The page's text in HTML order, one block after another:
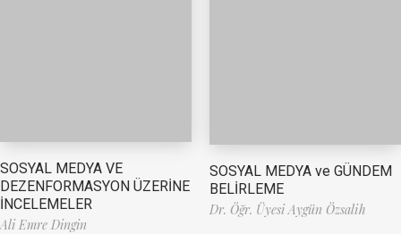
SOSYAL MEDYA VE
DEZENFORMASYON ÜZERİNE
İNCELEMELER
Ali Emre Dingin
SOSYAL MEDYA ve GÜNDEM
BELİRLEME
Dr. Öğr. Üyesi Aygün Özsalih